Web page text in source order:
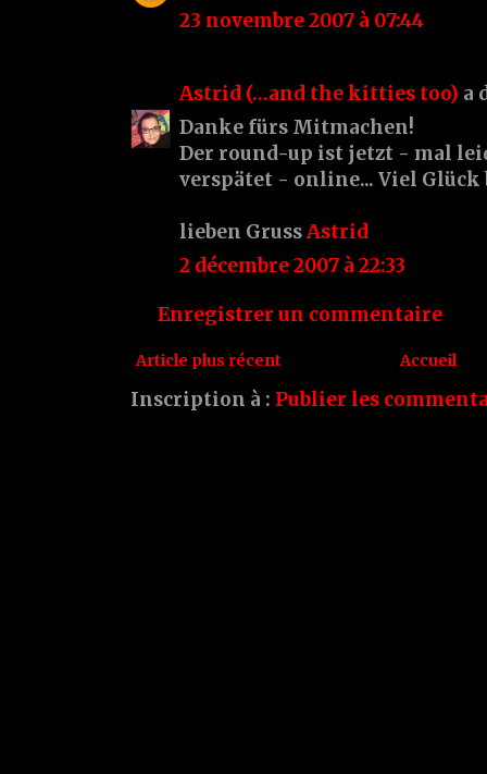
23 novembre 2007 à 07:44
Astrid (…and the kitties too) a
Danke fürs Mitmachen!
Der round-up ist jetzt - mal
verspätet - online... Viel Glück
lieben GrussAstrid
2 décembre 2007 à 22:33
Enregistrer un commentaire
Article plus récent Accueil
Inscription à : Publier les